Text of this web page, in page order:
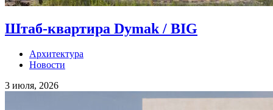
Штаб-квартира Dymak / BIG
Архитектура
Новости
3 июля, 2026